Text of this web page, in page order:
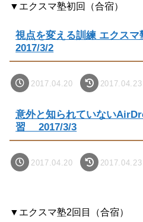
▼エクスマ塾初回（合宿）
視点を変える訓練 エクス
2017/3/2
2017.04.20 2017.04.23
意外と知られていない
習 2017/3/3
2017.04.20 2017.04.23
▼エクスマ塾2回目（合宿）